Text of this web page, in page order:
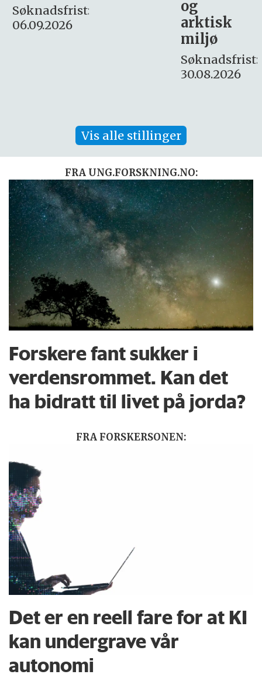
– fast
Søknadsfrist:
16. august.
Vis alle stillinger
FRA UNG.FORSKNING.NO:
Forskere fant sukker i
verdensrommet. Kan det
ha bidratt til livet på jorda?
FRA FORSKERSONEN:
Det er en reell fare for at KI
kan undergrave vår
autonomi